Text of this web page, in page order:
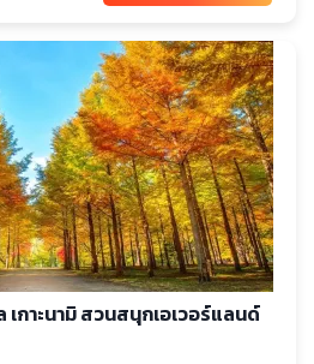
เกาะนามิ สวนสนุกเอเวอร์แลนด์